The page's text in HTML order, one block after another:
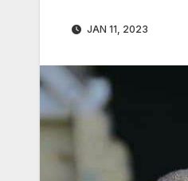
JAN 11, 2023